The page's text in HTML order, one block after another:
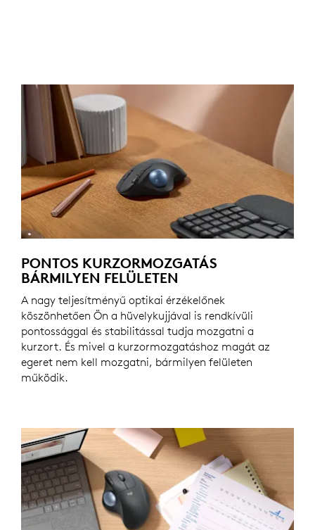
PONTOS KURZORMOZGATÁS
BÁRMILYEN FELÜLETEN
A nagy teljesítményű optikai érzékelőnek
köszönhetően Ön a hüvelykujjával is rendkívüli
pontossággal és stabilitással tudja mozgatni a
kurzort. És mivel a kurzormozgatáshoz magát az
egeret nem kell mozgatni, bármilyen felületen
működik.